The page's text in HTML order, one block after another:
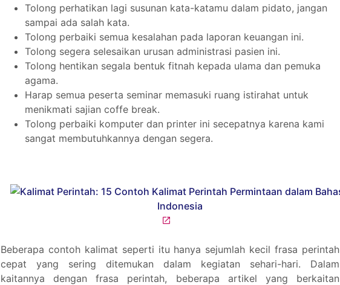
Tolong perhatikan lagi susunan kata-katamu dalam pidato, jangan
sampai ada salah kata.
Tolong perbaiki semua kesalahan pada laporan keuangan ini.
Tolong segera selesaikan urusan administrasi pasien ini.
Tolong hentikan segala bentuk fitnah kepada ulama dan pemuka
agama.
Harap semua peserta seminar memasuki ruang istirahat untuk
menikmati sajian coffe break.
Tolong perbaiki komputer dan printer ini secepatnya karena kami
sangat membutuhkannya dengan segera.
Beberapa contoh kalimat seperti itu hanya sejumlah kecil frasa perintah
cepat yang sering ditemukan dalam kegiatan sehari-hari. Dalam
kaitannya dengan frasa perintah, beberapa artikel yang berkaitan